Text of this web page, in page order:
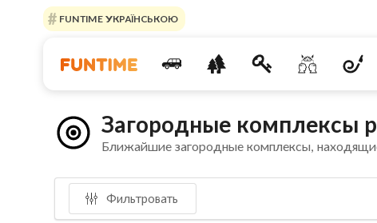
FUNTIME УКРАЇНСЬКОЮ
Загородные комплексы
Ближайшие загородные комплексы,
Фильтровать